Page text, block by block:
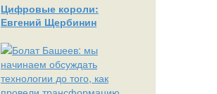
Цифровые короли:
Евгений Щербинин